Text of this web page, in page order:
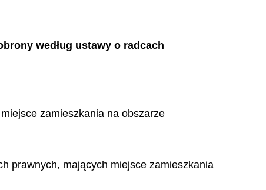
według ustawy o radcach
zamieszkania na obszarze
prawnych, mających miejsce zamieszkania